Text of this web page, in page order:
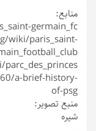
منابع:
germain_fc
wiki/paris_saint-
a-brief-history-
of-psg
منبع تصویر:
شیره